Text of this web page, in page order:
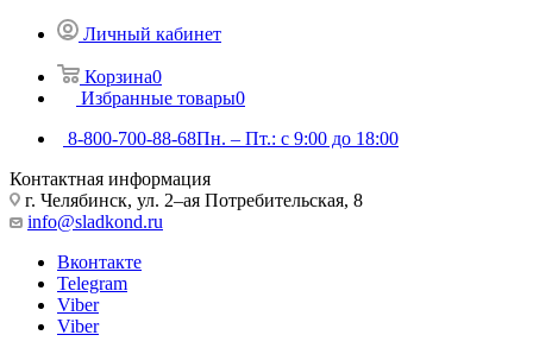
Личный кабинет
Корзина0
Избранные товары0
8-800-700-88-68Пн. – Пт.: с 9:00 до 18:00
Контактная информация
г. Челябинск, ул. 2–ая Потребительская, 8
info@sladkond.ru
Вконтакте
Telegram
Viber
Viber